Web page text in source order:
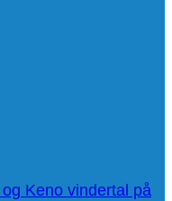
Keno vindertal på